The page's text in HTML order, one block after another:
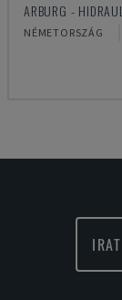
ARBURG -
NÉMETORSZÁG